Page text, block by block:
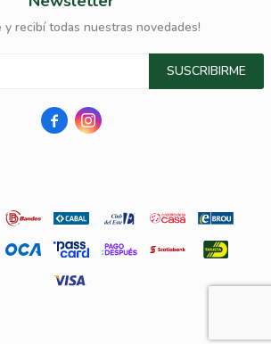
y recibí todas nuestras novedades!
SUSCRIBIRME
 